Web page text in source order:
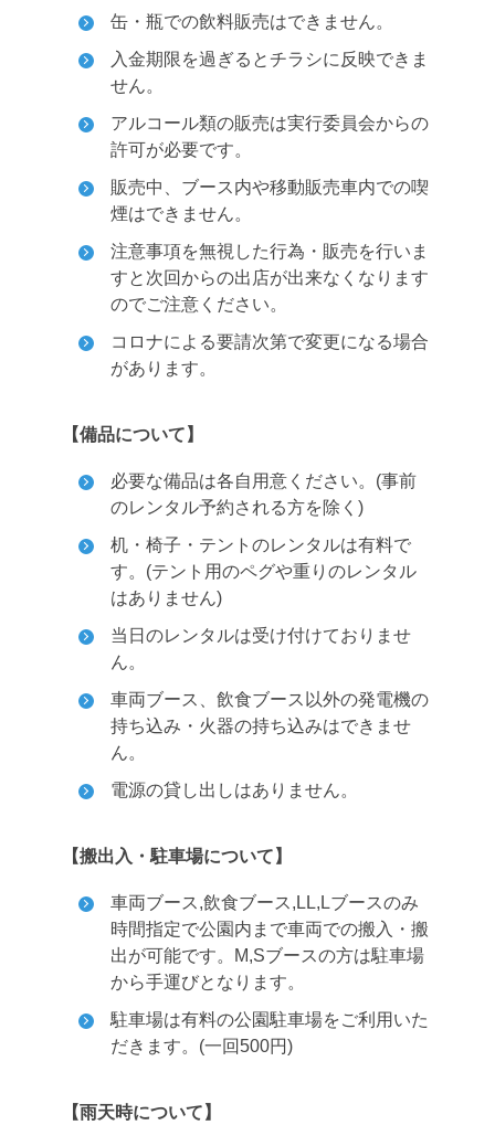
缶・瓶での飲料販売はできません。
入金期限を過ぎるとチラシに反映できま
せん。
アルコール類の販売は実行委員会からの
許可が必要です。
販売中、ブース内や移動販売車内での喫
煙はできません。
注意事項を無視した行為・販売を行いま
すと次回からの出店が出来なくなります
のでご注意ください。
コロナによる要請次第で変更になる場合
があります。
【備品について】
必要な備品は各自用意ください。(事前
のレンタル予約される方を除く)
机・椅子・テントのレンタルは有料で
す。(テント用のペグや重りのレンタル
はありません)
当日のレンタルは受け付けておりませ
ん。
車両ブース、飲食ブース以外の発電機の
持ち込み・火器の持ち込みはできませ
ん。
電源の貸し出しはありません。
【搬出入・駐車場について】
車両ブース,飲食ブース,LL,Lブースのみ
時間指定で公園内まで車両での搬入・搬
出が可能です。M,Sブースの方は駐車場
から手運びとなります。
駐車場は有料の公園駐車場をご利用いた
だきます。(一回500円)
【雨天時について】